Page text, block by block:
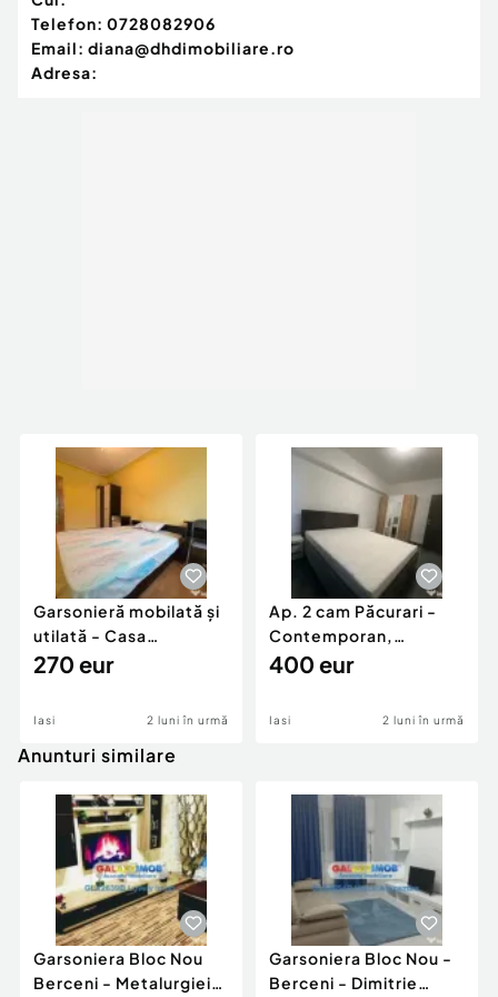
Telefon: 0728082906
Email: diana@dhdimobiliare.ro
Adresa:
Garsonieră mobilată și
utilată - Casa
Sindicatelor
270 eur
Iasi 2 luni în urmă
Ap. 2 cam Păcurari -
Contemporan,
încălzire în pardoseală
400 eur
Iasi 2 luni în urmă
Anunturi similare
Garsoniera Bloc Nou
Berceni - Metalurgiei
Garsoniera Bloc Nou -
Berceni - Dimitrie